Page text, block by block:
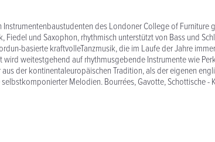
Instrumentenbaustudenten des Londoner College of Furniture
Fiedel und Saxophon, rhythmisch unterstützt von Bass und
basierte kraftvolleTanzmusik, die im Laufe der Jahre
wird weitestgehend auf rhythmusgebende Instrumente wie
aus der kontinentaleuropäischen Tradition, als der eigenen
Melodien. Bourrées, Gavotte, Schottische -